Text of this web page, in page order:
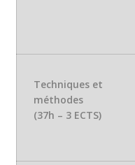
Techniques et
méthodes
(37h – 3 ECTS)